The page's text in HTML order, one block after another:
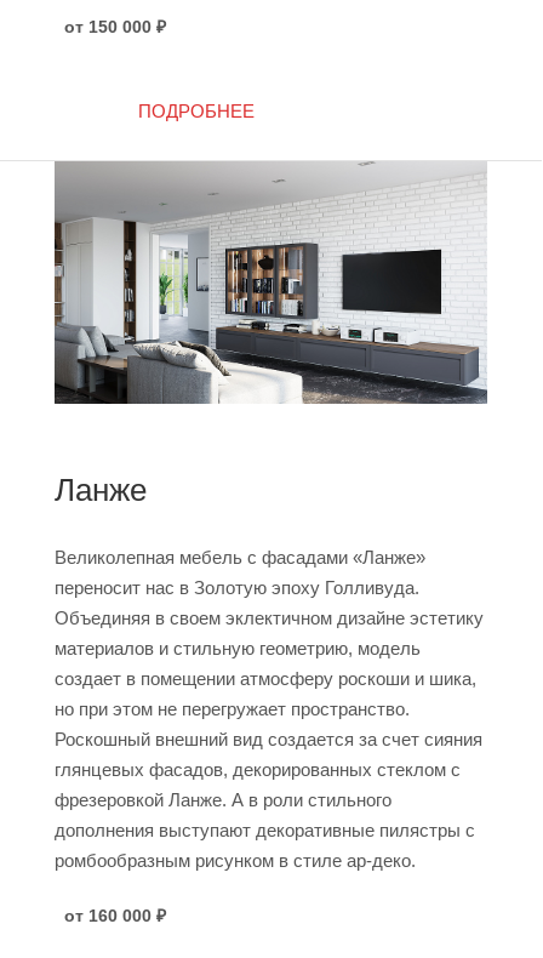
от 150 000₽
ПОДРОБНЕЕ
Ланже
Великолепная мебель с фасадами «Ланже»
переносит нас в Золотую эпоху Голливуда.
Объединяя в своем эклектичном дизайне эстетику
материалов и стильную геометрию, модель
создает в помещении атмосферу роскоши и шика,
но при этом не перегружает пространство.
Роскошный внешний вид создается за счет сияния
глянцевых фасадов, декорированных стеклом с
фрезеровкой Ланже. А в роли стильного
дополнения выступают декоративные пилястры с
ромбообразным рисунком в стиле ар-деко.
от 160 000₽